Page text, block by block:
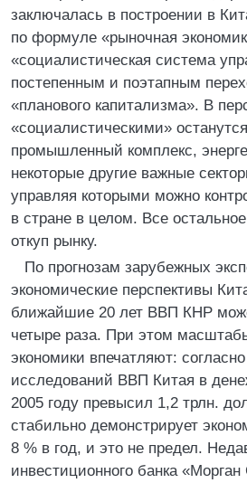
заключалась в построении в
по формуле «рыночная
«социалистическая система
постепенным и поэтапным
«планового капитализма». В
«социалистическими»
промышленный комплекс,
некоторые другие важные
управляя которыми можно
в стране в целом. Все
откуп рынку.
По прогнозам зарубежных
экономические перспективы
ближайшие 20 лет ВВП КНР
четыре раза. При этом
экономики впечатляют:
исследований ВВП Китая в
2005 году превысил 1,2 трлн.
стабильно демонстрирует
8 % в год, и это не предел.
инвестиционного банка